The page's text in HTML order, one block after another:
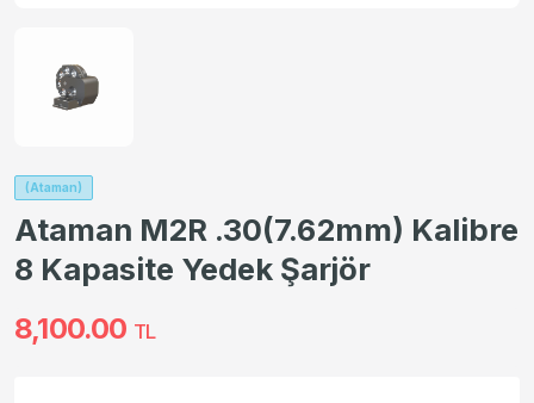
(Ataman)
Ataman M2R .30(7.62mm) Kalibre
8 Kapasite Yedek Şarjör
8,100.00 TL